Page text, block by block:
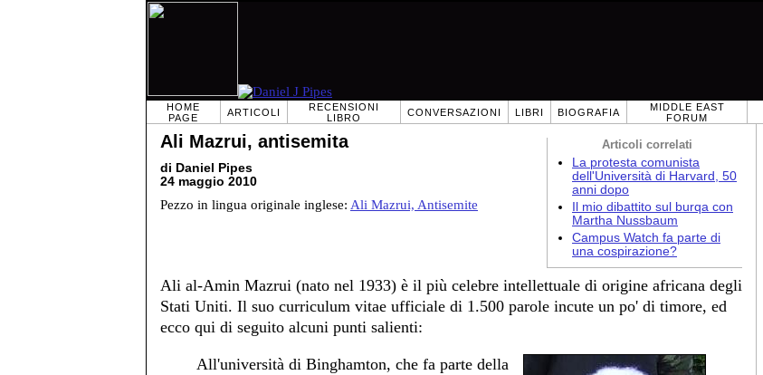
HOME
PAGE
ARTICOLI
RECENSIONI
LIBRO
CONVERSAZIONI LIBRI BIOGRAFIA
MIDDLE EAST
FORUM
Articoli correlati
La protesta comunista
dell'Università di Harvard, 50
anni dopo
Il mio dibattito sul burqa con
Martha Nussbaum
Campus Watch fa parte di
una cospirazione?
Ali Mazrui, antisemita
di Daniel Pipes
24 maggio 2010
Pezzo in lingua originale inglese: Ali Mazrui, Antisemite
Ali al-Amin Mazrui (nato nel 1933) è il più celebre intellettuale di origine africana degli
Stati Uniti. Il suo curriculum vitae ufficiale di 1.500 parole incute un po' di timore, ed
ecco qui di seguito alcuni punti salienti:
All'università di Binghamton, che fa parte della